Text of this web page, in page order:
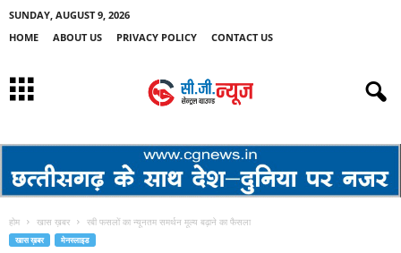
SUNDAY, AUGUST 9, 2026
HOME
ABOUT US PRIVACY POLICY CONTACT US
होम खास ख़बर रबी फसलों का न्यूनतम समर्थन मूल्य बढ़ाने का फैसला
खास ख़बर मेनस्लाइड